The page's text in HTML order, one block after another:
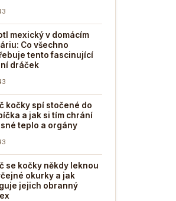
mexický v domácím
Co všechno
tento fascinující
dráček
kočky spí stočené do
a jak si tím chrání
teplo a orgány
se kočky někdy leknou
okurky a jak
jejich obranný